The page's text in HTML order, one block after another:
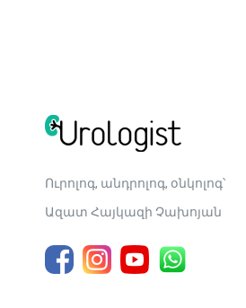
Ուրոլոգ, անդրոլոգ, օնկոլոգ՝
Ազատ Հայկազի Չախոյան